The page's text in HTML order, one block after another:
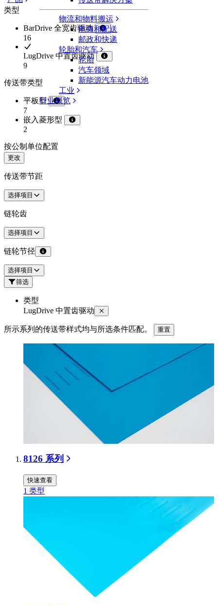
物流和物料搬运
电商和配送
邮政和快递
轮胎和汽车
轮胎
汽车领域
新能源汽车动力电池
工业
行业概览
类型
BarDrive 全宽齿驱动
16
LugDrive 中置齿驱动
9
传送带类型
平板型
7
嵌入菱形型
2
按公制单位配置
更改
传送带节距
选择项目
链轮齿
选择项目
链轮节径
选择项目
筛选
类型
LugDrive 中置齿驱动
所示系列的传送带样式均与所选条件匹配。 重置
8126 系列
快速查看
1 类型